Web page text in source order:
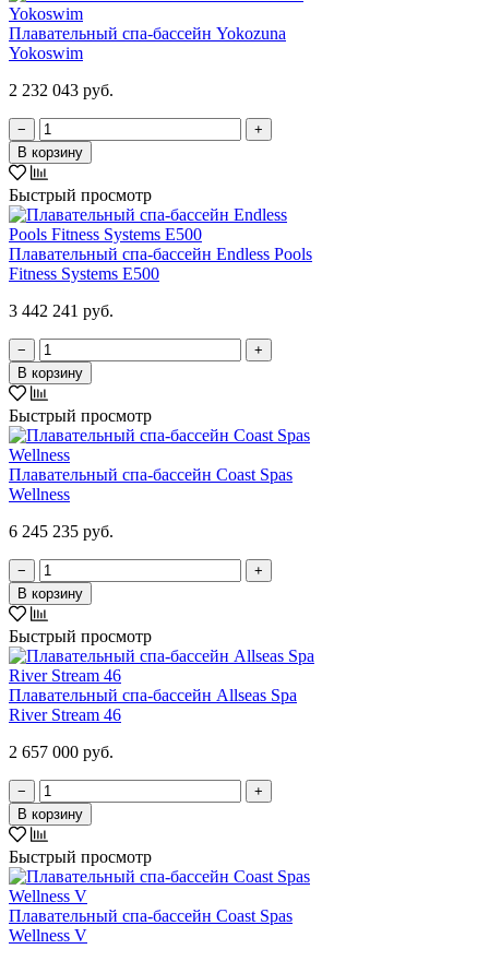
Плавательный спа-бассейн Yokozuna
Yokoswim
2 232 043 руб.
−
+
В корзину
Быстрый просмотр
Плавательный спа-бассейн Endless Pools
Fitness Systems E500
3 442 241 руб.
−
+
В корзину
Быстрый просмотр
Плавательный спа-бассейн Coast Spas
Wellness
6 245 235 руб.
−
+
В корзину
Быстрый просмотр
Плавательный спа-бассейн Allseas Spa
River Stream 46
2 657 000 руб.
−
+
В корзину
Быстрый просмотр
Плавательный спа-бассейн Coast Spas
Wellness V